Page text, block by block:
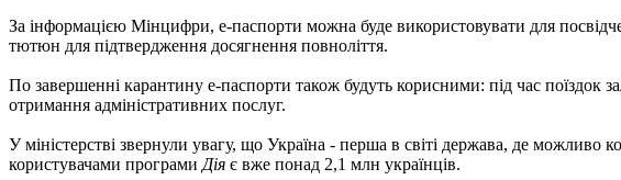
За інформацією Мінцифри, е-паспорти можна буде використовувати для
тютюн для підтвердження досягнення повноліття.
По завершенні карантину е-паспорти також будуть корисними: під час поїздок
отримання адміністративних послуг.
У міністерстві звернули увагу, що Україна - перша в світі держава, де
користувачами програми Дія є вже понад 2,1 млн українців.